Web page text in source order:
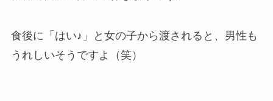
食後に「はい♪」と女の子から渡されると、男性も
うれしいそうですよ（笑）